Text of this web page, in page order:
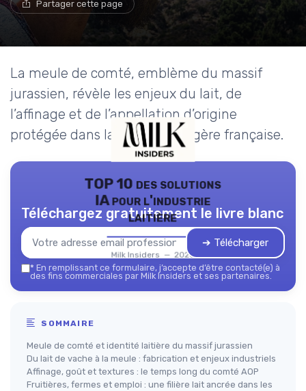
Partager cette page
La meule de comté, emblème du massif
jurassien, révèle les enjeux du lait, de
l’affinage et de l’appellation d’origine
protégée dans la filière fromagère française.
TOP 10 des solutions
IA pour l'industrie
laitière
Milk Insiders — 2026
Téléchargez gratuitement le livre blanc
➔ Télécharger
* En remplissant ce formulaire, j’accepte d’être contacté(e) à
des fins commerciales par Milk Insiders et ses partenaires.
SOMMAIRE
Meule de comté et identité laitière du massif jurassien
Du lait de vache à la meule : fabrication et enjeux industriels
Affinage, goût et textures : le temps long du comté AOP
Fruitières, fermes et emploi : une filière lait ancrée dans les